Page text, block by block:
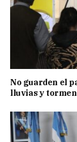
No guarden el
lluvias y